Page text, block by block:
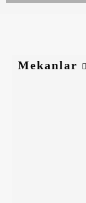
Mekanlar